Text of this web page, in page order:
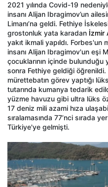
2021 yılında Covid-19
insanı Alijan Ibragimov’un
Limanı’na geldi. Fethiye
grostonluk yata karadan İzmir
yakıt ikmali yapıldı.
insanı Alijan Ibragimov'un eşi
çocuklarının içinde bulunduğu
sonra Fethiye geldiği
mürettebatın görev yaptığı
tutarında kumanya tedarik
yüzme havuzu gibi ultra lüks
17 deniz mili azami hıza
sıralamasında 77’nci sırada
Türkiye'ye gelmişti.